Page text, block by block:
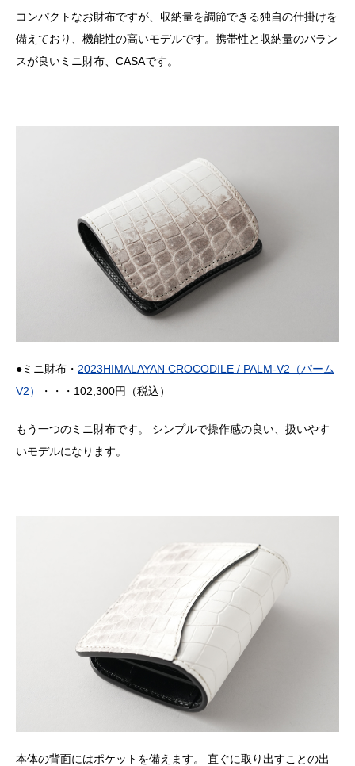
コンパクトなお財布ですが、収納量を調節できる独自の仕掛けを
備えており、機能性の高いモデルです。携帯性と収納量のバラン
スが良いミニ財布、CASAです。
●ミニ財布・ 2023HIMALAYAN CROCODILE / PALM-V2（パーム
V2）
・・・102,300円（税込）
もう一つのミニ財布です。 シンプルで操作感の良い、扱いやす
いモデルになります。
本体の背面にはポケットを備えます。 直ぐに取り出すことの出